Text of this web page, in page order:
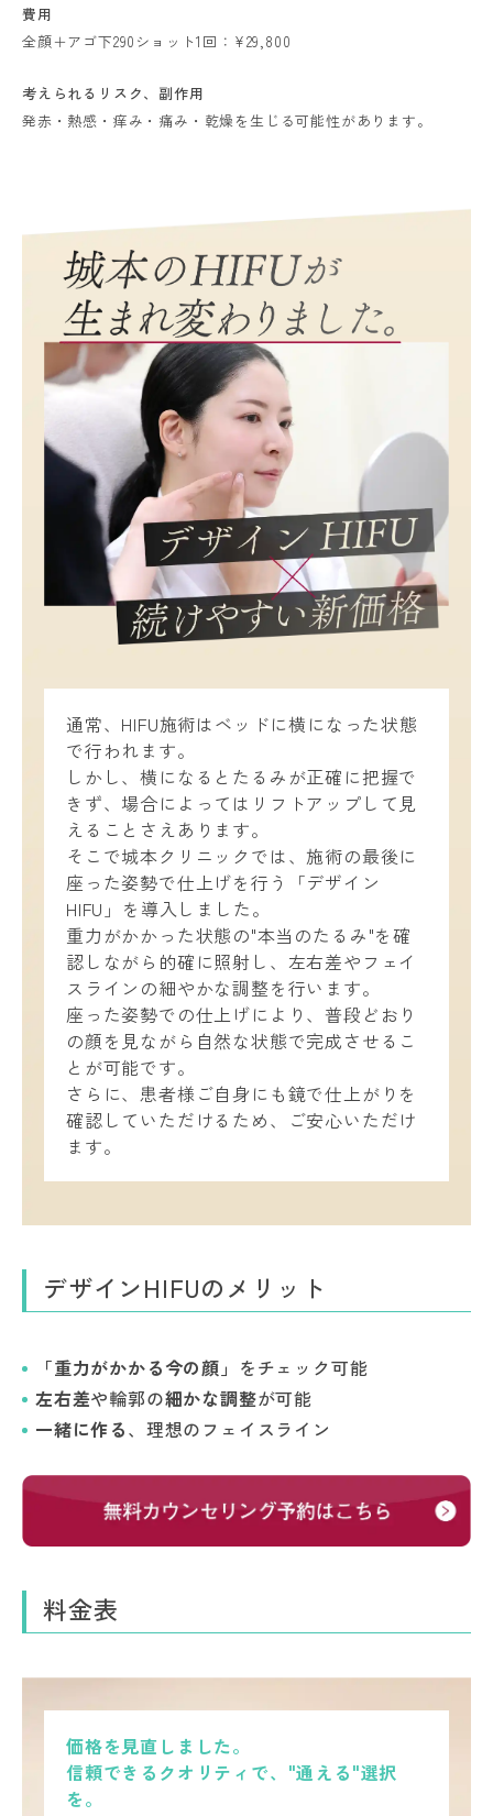
費用
全顔＋アゴ下290ショット1回：¥29,800
考えられるリスク、副作用
発赤・熱感・痒み・痛み・乾燥を生じる可能性があります。
通常、HIFU施術はベッドに横になった状態
で行われます。
しかし、横になるとたるみが正確に把握で
きず、場合によってはリフトアップして見
えることさえあります。
そこで城本クリニックでは、施術の最後に
座った姿勢で仕上げを行う「デザイン
HIFU」を導入しました。
重力がかかった状態の"本当のたるみ"を確
認しながら的確に照射し、左右差やフェイ
スラインの細やかな調整を行います。
座った姿勢での仕上げにより、普段どおり
の顔を見ながら自然な状態で完成させるこ
とが可能です。
さらに、患者様ご自身にも鏡で仕上がりを
確認していただけるため、ご安心いただけ
ます。
デザインHIFUのメリット
「重力がかかる今の顔」 をチェック可能
左右差や輪郭の細かな調整が可能
一緒に作る、理想のフェイスライン
料金表
価格を見直しました。
信頼できるクオリティで、"通える"選択
を。